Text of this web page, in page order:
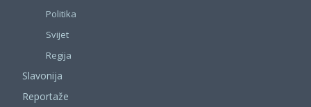
Politika
Svijet
Regija
Slavonija
Reportaže